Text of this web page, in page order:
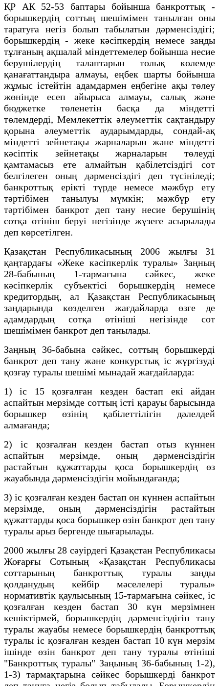
ҚР АК 52-53 баптары бойынша банкроттық -
борышкердiң соттың шешiмiмен танылған оны
таратуға негiз болып табылатын дәрменсiздiгi;
борышкердiң - жеке кәсiпкердiң немесе заңды
тұлғаның ақшалай мiндеттемелер бойынша несие
берушiлердiң талаптарын толық көлемде
қанағаттандыра алмауы, еңбек шарты бойынша
жұмыс iстейтiн адамдармен еңбегiне ақы төлеу
жөнiнде есеп айырыса алмауы, салық және
бюджетке төленетін басқа да міндетті
төлемдерді, Мемлекеттік әлеуметтік сақтандыру
қорына әлеуметтік аударымдарды, сондай-ақ
мiндеттi зейнетақы жарналарын және міндетті
кәсіптік зейнетақы жарналарын төлеуді
қамтамасыз ете алмайтын қабiлетсiздiгi сот
белгілеген оның дәрменсiздiгi деп түсiнiледi;
банкроттық ерiктi түрде немесе мәжбүр ету
тәртiбiмен танылуы мүмкiн; мәжбүр ету
тәртiбiмен банкрот деп тану несие берушiнiң
сотқа өтiнiш беруi негiзiнде жүзеге асырылады
деп көрсетілген.
Қазақстан Республикасының 2006 жылғы 31
қаңтардағы «Жеке кәсiпкерлiк туралы» Заңның
28-бабының 1-тармағына сәйкес, жеке
кәсiпкерлiк субъектiсi борышкердің немесе
кредитордың, ал Қазақстан Республикасының
заңдарында көзделген жағдайларда өзге де
адамдардың сотқа өтiнiшi негiзiнде сот
шешiмiмен банкрот деп танылады.
Заңның 36-бабына сәйкес, соттың борышкердi
банкрот деп тану және конкурстық iс жүргiзудi
қозғау туралы шешiмi мынадай жағдайларда:
1) iс 15 қозғалған кезден бастап екi айдан
аспайтын мерзiмде соттың iстi қарауы барысында
борышкер өзiнiң қабiлеттiлiгiн дәлелдей
алмағанда;
2) iс қозғалған кезден бастап отыз күннен
аспайтын мерзiмде, оның дәрменсіздігін
растайтын құжаттарды қоса борышкердiң өз
жауабында дәрменсiздiгiн мойындағанда;
3) iс қозғалған кезден бастап он күннен аспайтын
мерзiмде, оның дәрменсіздігін растайтын
құжаттарды қоса борышкер өзiн банкрот деп тану
туралы арыз бергенде шығарылады.
2000 жылғы 28 сәуірдегі Қазақстан Республикасы
Жоғарғы Сотының «Қазақстан Республикасы
соттарының банкроттық туралы заңды
қолданудың кейбiр мәселелерi туралы»
нормативтік қаулысының 15-тармағына сәйкес, іс
қозғалған кезден бастап 30 күн мерзiмнен
кешiктiрмей, борышкердiң дәрменсiздiгiн тану
туралы жауабы немесе борышкердiң банкроттық
туралы iс қозғалған кезден бастап 10 күн мерзiм
iшiнде өзiн банкрот деп тану туралы өтiнiшi
"Банкроттық туралы" Заңының 36-бабының 1-2),
1-3) тармақтарына сәйкес борышкердi банкрот